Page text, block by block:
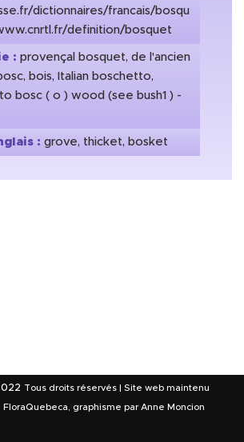
dictionnaires/francais/bosqu
definition/bosquet
: provençal bosquet, de l'ancien
bois, Italian boschetto,
bosc ( o ) wood (see bush1 ) -
: grove, thicket, bosket
Tous droits réservés | Site web maintenu
graphisme par Anne Moncion